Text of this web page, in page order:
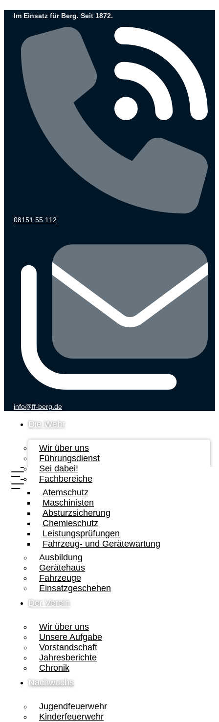
InhaltIm Einsatz für Berg. Seit 1872.
08151 55 112
info@ff-berg.de
Die Wehr
Wir über uns
Führungsdienst
Sei dabei!
Fachbereiche
Atemschutz
Maschinisten
Absturzsicherung
Chemieschutz
Leistungsprüfungen
Fahrzeug- und Gerätewartung
Ausbildung
Gerätehaus
Fahrzeuge
Einsatzgeschehen
Der Verein
Wir über uns
Unsere Aufgabe
Vorstandschaft
Jahresberichte
Chronik
Nachwuchs
Jugendfeuerwehr
Kinderfeuerwehr